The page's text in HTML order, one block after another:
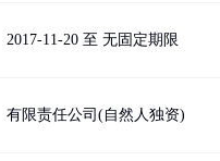
2017-11-20 至 无固定期限
有限责任公司(自然人独资)